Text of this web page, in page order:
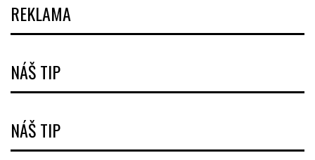
REKLAMA
NÁŠ TIP
NÁŠ TIP